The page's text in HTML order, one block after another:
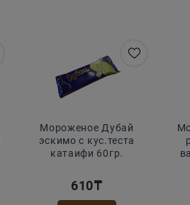
Мороженое Дубай
эскимо с кус.теста
катаифи 60гр.
610₸